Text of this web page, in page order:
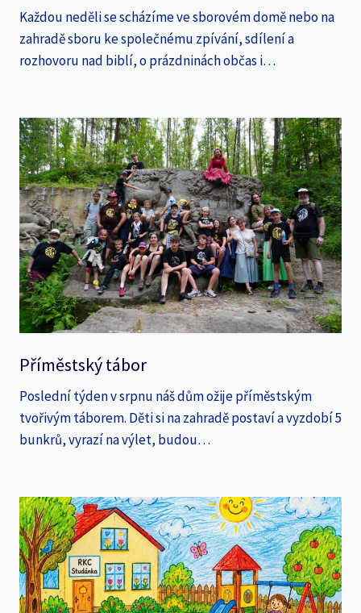
Každou neděli se scházíme ve sborovém domě nebo na
zahradě sboru ke společnému zpívání, sdílení a
rozhovoru nad biblí, o prázdninách občas i…
Příměstský tábor
Poslední týden v srpnu náš dům ožije příměstským
tvořivým táborem. Děti si na zahradě postaví a vyzdobí 5
bunkrů, vyrazí na výlet, budou…